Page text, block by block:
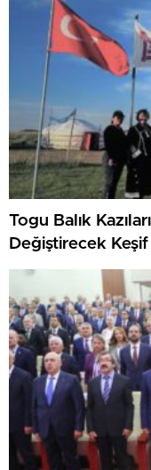
Togu Balık
Değiştirecek Keşif